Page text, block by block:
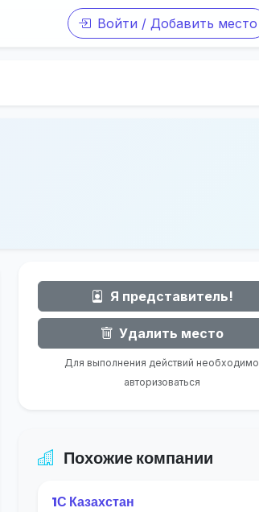
Войти / Добавить место
Я представитель!
Удалить место
Для выполнения действий необходимо
авторизоваться
Похожие компании
1С Казахстан